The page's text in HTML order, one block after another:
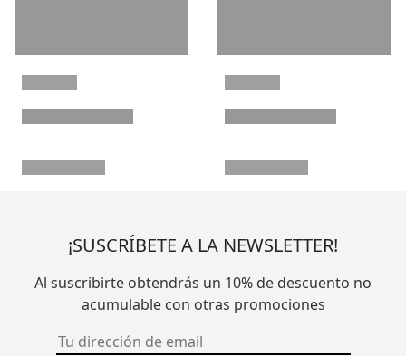
¡SUSCRÍBETE A LA NEWSLETTER!
Al suscribirte obtendrás un 10% de descuento no
acumulable con otras promociones